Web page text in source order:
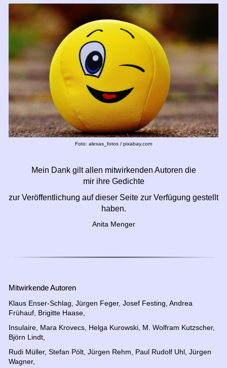
Foto: alexas_fotos / pixabay.com
Mein Dank gilt allen mitwirkenden Autoren die
mir ihre Gedichte
zur Veröffentlichung auf dieser Seite zur Verfügung gestellt
haben.
Anita Menger
Mitwirkende Autoren
Klaus Enser-Schlag, Jürgen Feger, Josef Festing, Andrea
Frühauf, Brigitte Haase,
Insulaire, Mara Krovecs, Helga Kurowski, M. Wolfram Kutzscher,
Björn Lindt,
Rudi Müller, Stefan Pölt, Jürgen Rehm, Paul Rudolf Uhl, Jürgen
Wagner,